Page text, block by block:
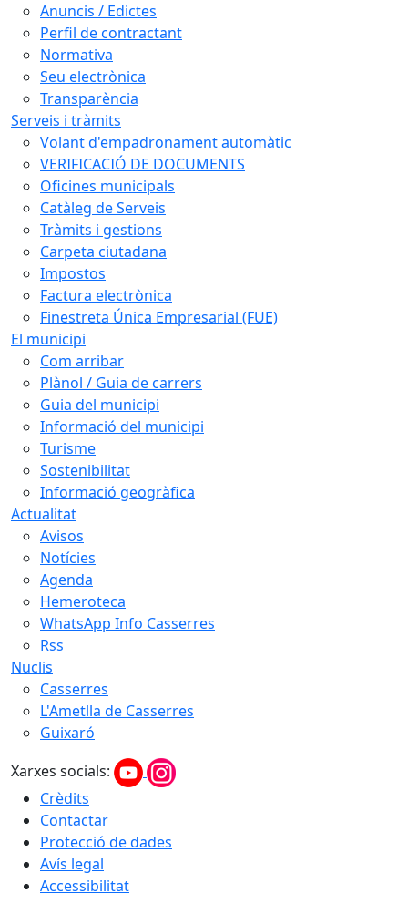
Anuncis / Edictes
Perfil de contractant
Normativa
Seu electrònica
Transparència
Serveis i tràmits
Volant d'empadronament automàtic
VERIFICACIÓ DE DOCUMENTS
Oficines municipals
Catàleg de Serveis
Tràmits i gestions
Carpeta ciutadana
Impostos
Factura electrònica
Finestreta Única Empresarial (FUE)
El municipi
Com arribar
Plànol / Guia de carrers
Guia del municipi
Informació del municipi
Turisme
Sostenibilitat
Informació geogràfica
Actualitat
Avisos
Notícies
Agenda
Hemeroteca
WhatsApp Info Casserres
Rss
Nuclis
Casserres
L'Ametlla de Casserres
Guixaró
Xarxes socials:
Crèdits
Contactar
Protecció de dades
Avís legal
Accessibilitat